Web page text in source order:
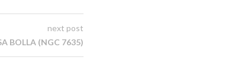
next post
BOLLA (NGC 7635)